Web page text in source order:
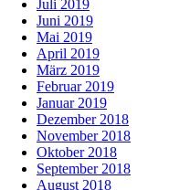
Juli 2019
Juni 2019
Mai 2019
April 2019
März 2019
Februar 2019
Januar 2019
Dezember 2018
November 2018
Oktober 2018
September 2018
August 2018